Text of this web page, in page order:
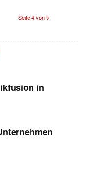
Seite 4 von 5
in